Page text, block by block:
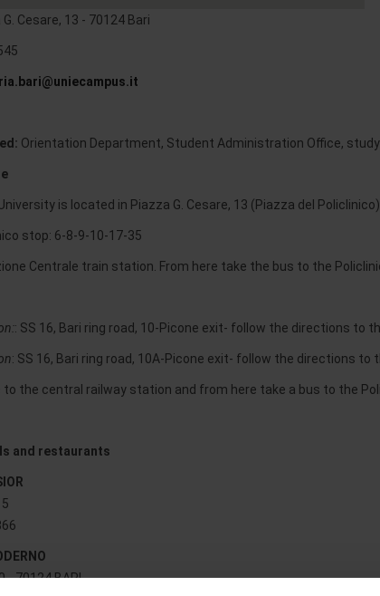
G. Cesare, 13 - 70124 Bari
Orientation Department, Student Administration Office,
is located in Piazza G. Cesare, 13 (Piazza del
stop: 6-8-9-10-17-35
Centrale train station. From here take the bus to the
: SS 16, Bari ring road, 10-Picone exit- follow the directions to
: SS 16, Bari ring road, 10A-Picone exit- follow the directions to
to the central railway station and from here take a bus to the
and restaurants
- 70124 BARI